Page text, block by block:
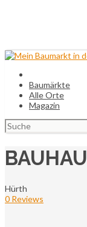
Baumärkte
Alle Orte
Magazin
Suchen
nach:
Hürth
0 Reviews